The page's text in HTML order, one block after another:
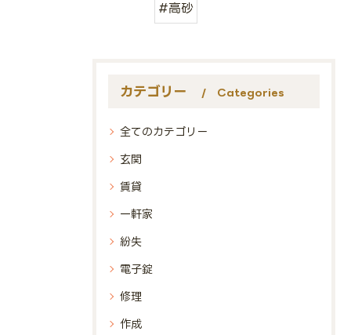
#高砂
カテゴリー Categories
全てのカテゴリー
玄関
賃貸
一軒家
紛失
電子錠
修理
作成